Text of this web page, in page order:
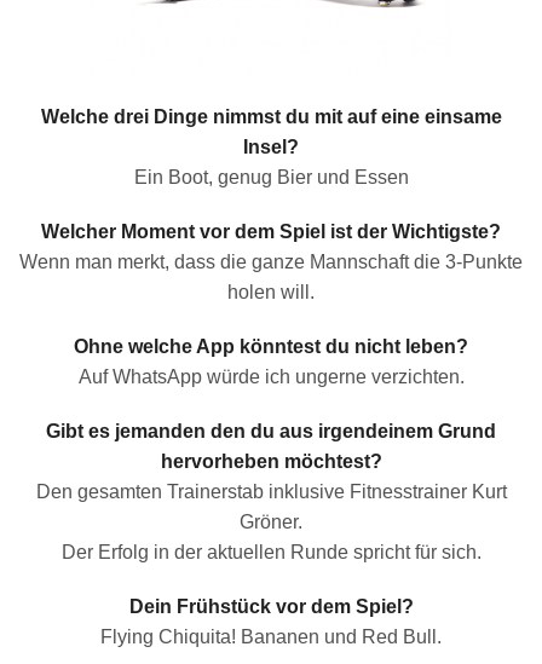
Welche drei Dinge nimmst du mit auf eine einsame
Insel?
Ein Boot, genug Bier und Essen
Welcher Moment vor dem Spiel ist der Wichtigste?
Wenn man merkt, dass die ganze Mannschaft die 3-Punkte
holen will.
Ohne welche App könntest du nicht leben?
Auf WhatsApp würde ich ungerne verzichten.
Gibt es jemanden den du aus irgendeinem Grund
hervorheben möchtest?
Den gesamten Trainerstab inklusive Fitnesstrainer Kurt
Gröner.
Der Erfolg in der aktuellen Runde spricht für sich.
Dein Frühstück vor dem Spiel?
Flying Chiquita! Bananen und Red Bull.